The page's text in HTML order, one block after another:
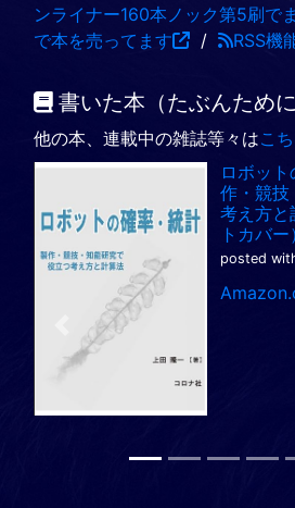
ンライナー160本ノック第5刷で
で本を売ってます
/ RSS機
書いた本（たぶんために
他の本、連載中の雑誌等々はこ
ロボッ
作・競技
考え方と
トカバ
posted
Previous